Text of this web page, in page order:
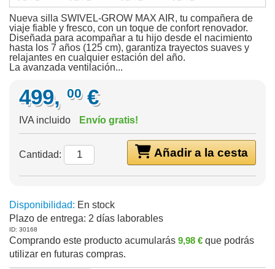
Nueva silla SWIVEL-GROW MAX AIR, tu compañera de
viaje fiable y fresco, con un toque de confort renovador.
Diseñada para acompañar a tu hijo desde el nacimiento
hasta los 7 años (125 cm), garantiza trayectos suaves y
relajantes en cualquier estación del año.
La avanzada ventilación...
499, 00 €
IVA incluido Envío gratis!
Añadir a la cesta
Cantidad:
Disponibilidad: En stock
Plazo de entrega: 2 días laborables
ID: 30168
Comprando este producto acumularás 9,98 € que podrás
utilizar en futuras compras.